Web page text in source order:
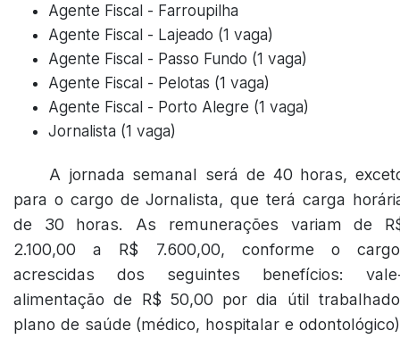
Agente Fiscal - Farroupilha
Agente Fiscal - Lajeado (1 vaga)
Agente Fiscal - Passo Fundo (1 vaga)
Agente Fiscal - Pelotas (1 vaga)
Agente Fiscal - Porto Alegre (1 vaga)
Jornalista (1 vaga)
A jornada semanal será de 40 horas,
para o cargo de Jornalista, que terá carga
de 30 horas. As remunerações variam de
2.100,00 a R$ 7.600,00, conforme o
acrescidas dos seguintes benefícios:
alimentação de R$ 50,00 por dia útil
plano de saúde (médico, hospitalar e